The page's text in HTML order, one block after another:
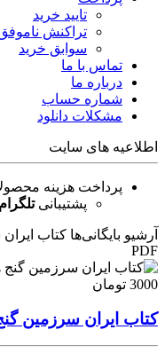
تایید خرید
تراکنش
سوابق خرید
تماس با ما
درباره ما
شماره حساب
مشکلات دانلود
اطلاعیه های سایت
پرداخت هزینه
پشتیبانی
آرشیو بایگانی‌ها کتاب
PDF
3000 تومان
کتاب ایران سرزمین